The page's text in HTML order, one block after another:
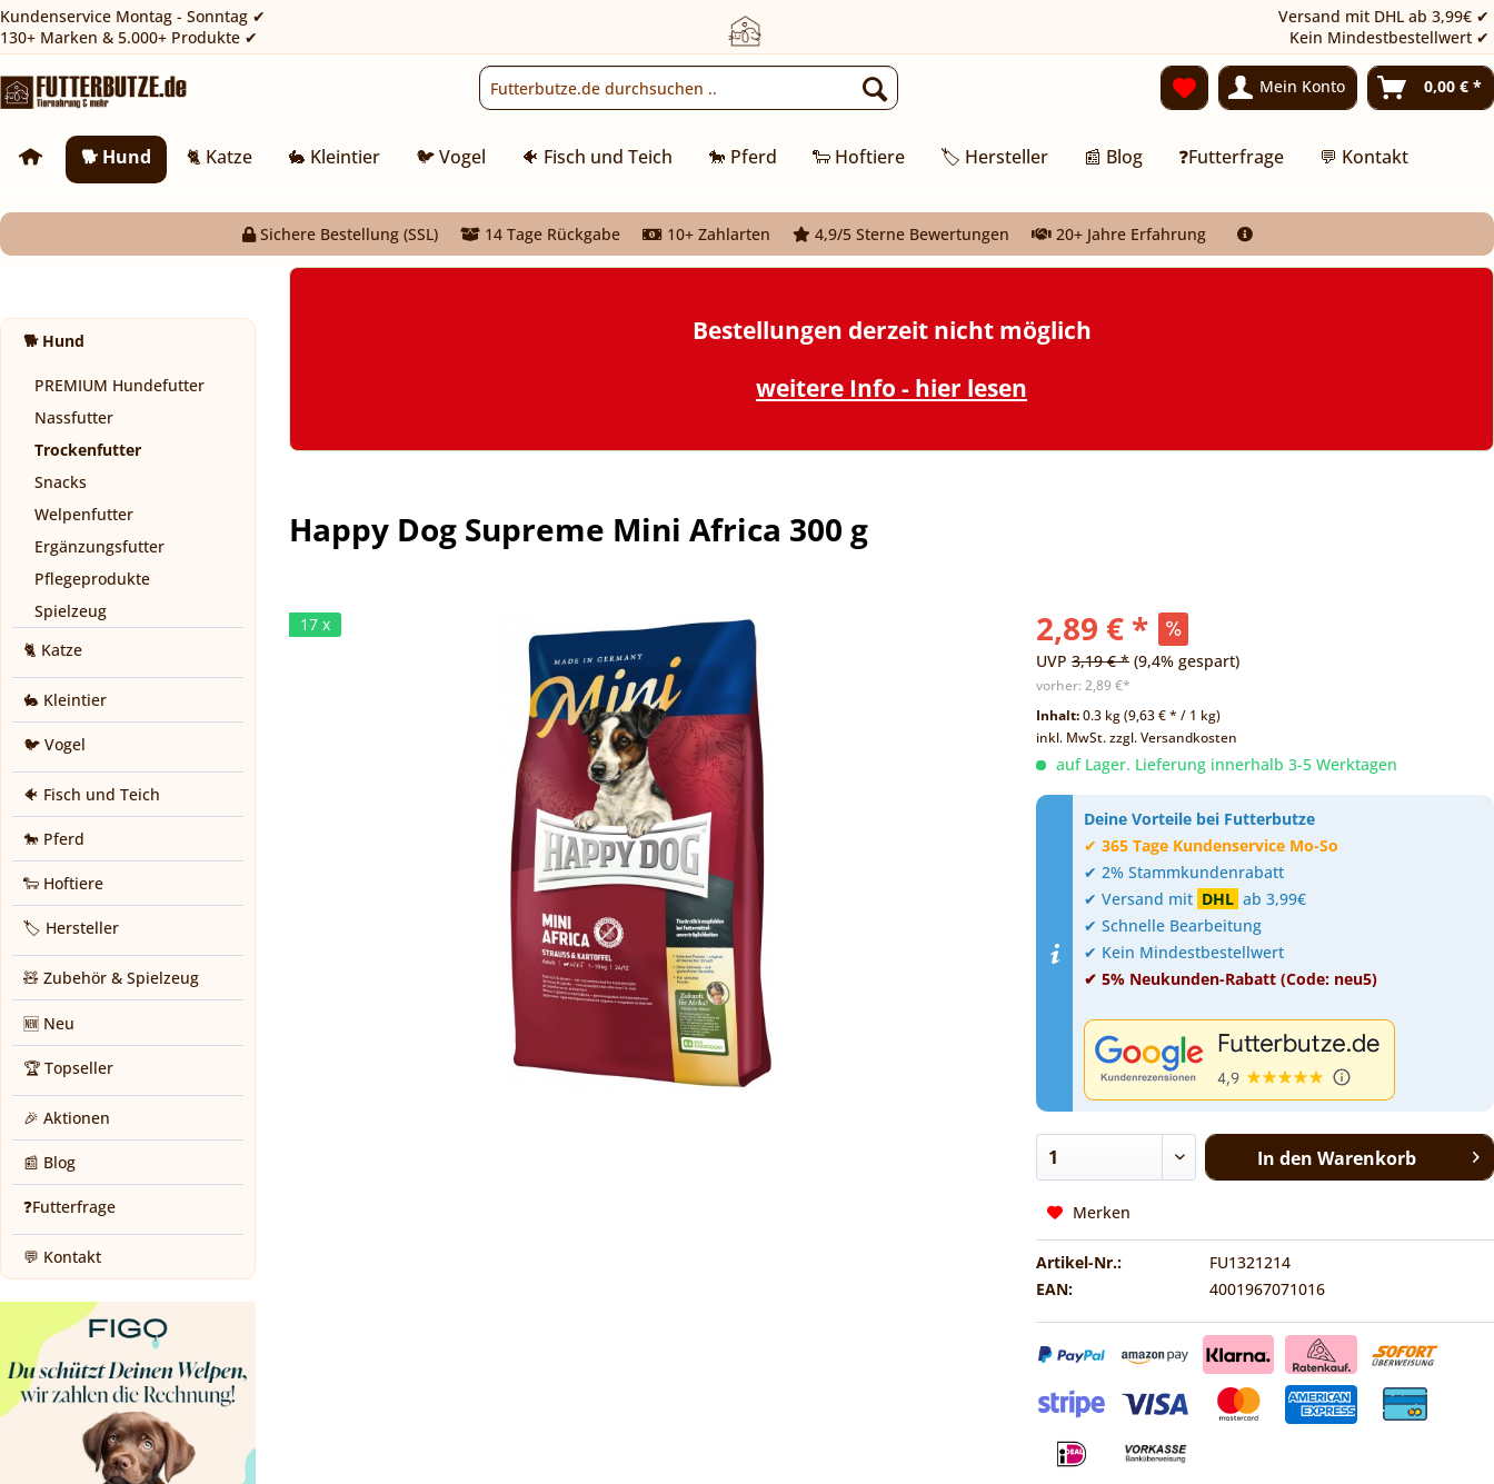
Kundenservice Montag - Sonntag ✔
130+ Marken & 5.000+ Produkte ✔
Versand mit DHL ab 3,99€ ✔
Kein Mindestbestellwert ✔
Mein Konto 0,00 € *
🐕 Hund 🐈 Katze 🐇 Kleintier 🐦 Vogel 🐠 Fisch und Teich 🐎 Pferd 🐑 Hoftiere 🏷️ Hersteller 📰 Blog ❓Futterfrage 💬 Kontakt
Sichere Bestellung (SSL) 14 Tage Rückgabe 10+ Zahlarten 4,9/5 Sterne Bewertungen 20+ Jahre Erfahrung
🐕 Hund
PREMIUM Hundefutter
Nassfutter
Trockenfutter
Snacks
Welpenfutter
Ergänzungsfutter
Pflegeprodukte
Spielzeug
🐈 Katze
🐇 Kleintier
🐦 Vogel
🐠 Fisch und Teich
🐎 Pferd
🐑 Hoftiere
🏷️ Hersteller
🧸 Zubehör & Spielzeug
🆕 Neu
🏆 Topseller
🎉 Aktionen
📰 Blog
❓Futterfrage
💬 Kontakt
Bestellungen derzeit nicht möglich
weitere Info - hier lesen
Happy Dog Supreme Mini Africa 300 g
17 x 2,89 € *
UVP3,19 € * (9,4% gespart)
vorher:2,89 €*
Inhalt:0.3 kg (9,63 € * / 1 kg)
inkl. MwSt.zzgl. Versandkosten
auf Lager. Lieferung innerhalb 3-5 Werktagen
Deine Vorteile bei Futterbutze
✔365 Tage Kundenservice Mo-So
✔ 2% Stammkundenrabatt
✔ Versand mit DHL ab 3,99€
✔ Schnelle Bearbeitung
✔ Kein Mindestbestellwert
✔ 5% Neukunden-Rabatt (Code: neu5)
In den Warenkorb
Merken
Artikel-Nr.:
FU1321214
EAN:
4001967071016
1 kg
25 g
45 g
3 kg
4 kg
75 g
85 g
100 g
8 kg
125 g
145 g
10 kg